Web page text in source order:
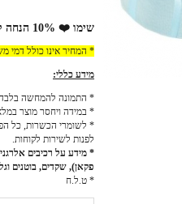
שימו ❤️ 10% הנחה למזמינים באתר!
* המחיר אינו כולל דמי
מידע כללי:
* התמונה להמחשה בלבד
* במידה ויחסר מוצר
* לשומרי הכשרות, כל
לפנות לשירות לקוחות.
* מידע על רכיבים
פקאן), שקדים, בוטנים
* ט.ל.ח